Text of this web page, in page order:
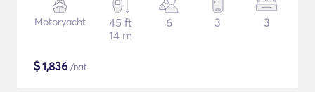
Motoryacht
45 ft
14 m
6 3 3
$1,836 /nat